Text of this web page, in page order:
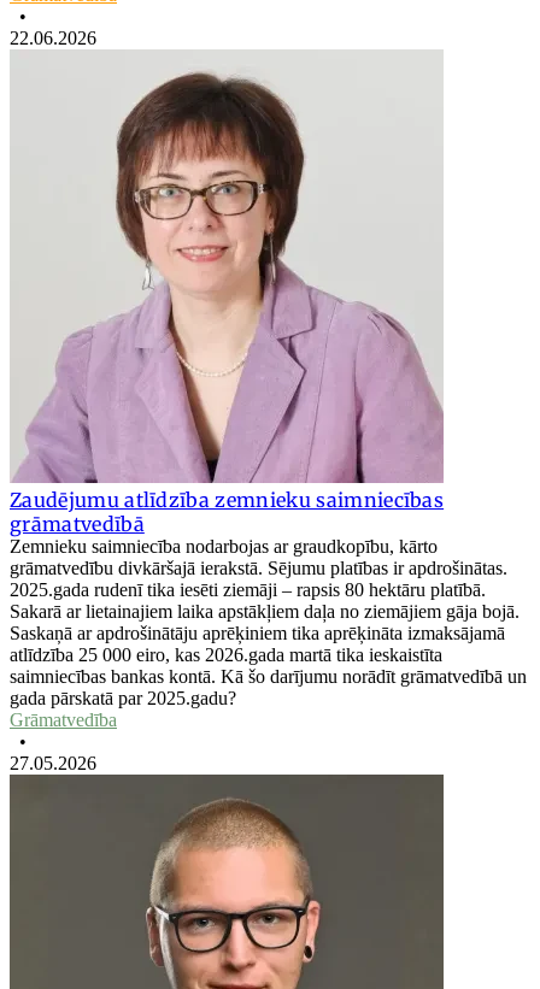
•
22.06.2026
Zaudējumu atlīdzība zemnieku saimniecības
grāmatvedībā
Zemnieku saimniecība nodarbojas ar graudkopību, kārto
grāmatvedību divkāršajā ierakstā. Sējumu platības ir apdrošinātas.
2025.gada rudenī tika iesēti ziemāji – rapsis 80 hektāru platībā.
Sakarā ar lietainajiem laika apstākļiem daļa no ziemājiem gāja bojā.
Saskaņā ar apdrošinātāju aprēķiniem tika aprēķināta izmaksājamā
atlīdzība 25 000 eiro, kas 2026.gada martā tika ieskaistīta
saimniecības bankas kontā. Kā šo darījumu norādīt grāmatvedībā un
gada pārskatā par 2025.gadu?
Grāmatvedība
•
27.05.2026